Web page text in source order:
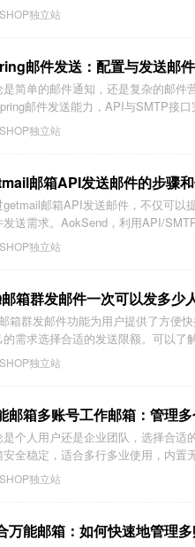
独立站
邮件发送：配置与发送邮
是简单的邮件通知，还是复杂的邮件
邮件发送能力，API与SMTP接
独立站
邮箱API发送邮件的步骤
getmail邮箱API发送邮件，不仅可以
发送需求。AokSend，利用API/
独立站
箱群发邮件一次可以发多少
箱群发邮件功能为用户提供了方便
的需求选择合适的发送限额。可以了
独立站
邮箱多账号工作邮箱：管理
是个人用户还是企业团队，选择合适
安全稳定，适合多行多业使用，内置
独立站
万能邮箱：如何快速地管理